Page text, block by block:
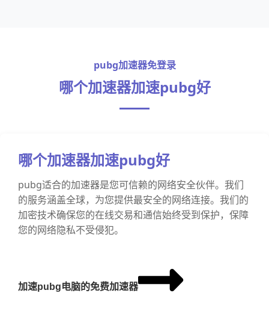
pubg加速器免登录
哪个加速器加速pubg好
哪个加速器加速pubg好
pubg适合的加速器是您可信赖的网络安全伙伴。我们
的服务涵盖全球，为您提供最安全的网络连接。我们的
加密技术确保您的在线交易和通信始终受到保护，保障
您的网络隐私不受侵犯。
加速pubg电脑的免费加速器